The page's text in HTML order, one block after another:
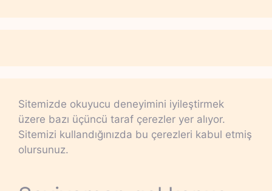
Sitemizde okuyucu deneyimini iyileştirmek
üzere bazı üçüncü taraf çerezler yer alıyor.
Sitemizi kullandığınızda bu çerezleri kabul etmiş
olursunuz.